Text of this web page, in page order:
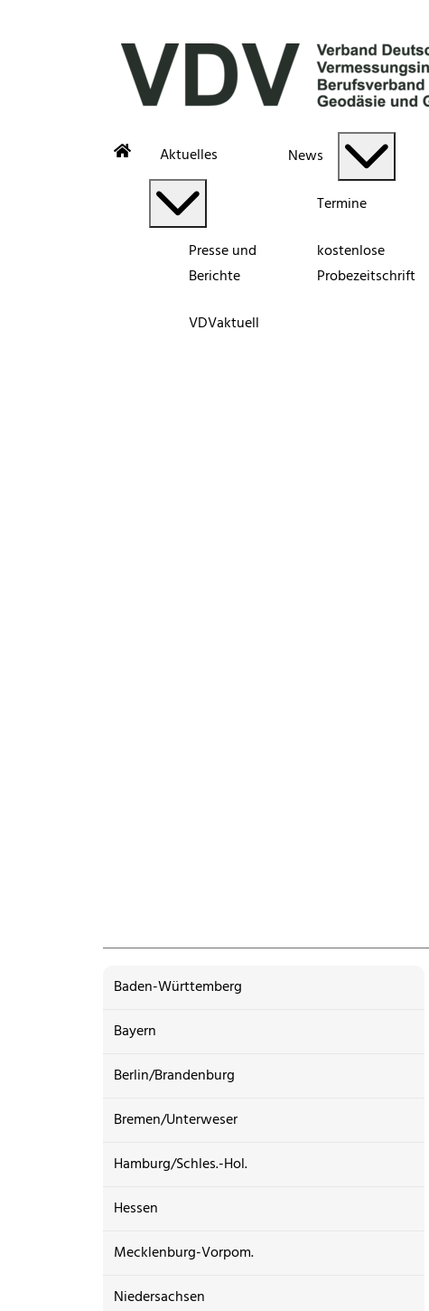
Aktuelles
Presse und
Berichte
VDVaktuell
News
Termine
kostenlose
Probezeitschrift
Baden-Württemberg
Bayern
Berlin/Brandenburg
Bremen/Unterweser
Hamburg/Schles.-Hol.
Hessen
Mecklenburg-Vorpom.
Niedersachsen